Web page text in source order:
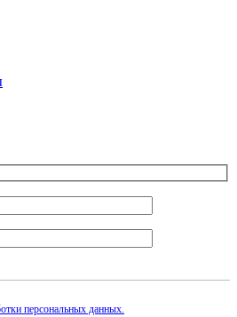
персональных данных.